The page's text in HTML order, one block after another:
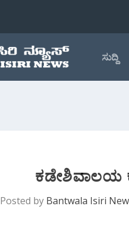
ಸುದ್ದಿ
ಕಡೇಶಿವಾಲಯ
Posted by Bantwala Isiri